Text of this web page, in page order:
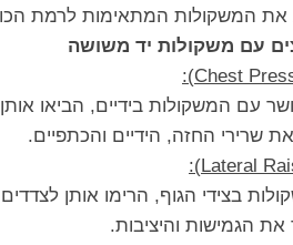
את המשקולות המתאימות לרמת
עם משקולות יד משושה
עם המשקולות בידיים, הביאו
שרירי החזה, הידיים והכתפיים.
בצידי הגוף, הרימו אותן
הגמישות והיציבות.